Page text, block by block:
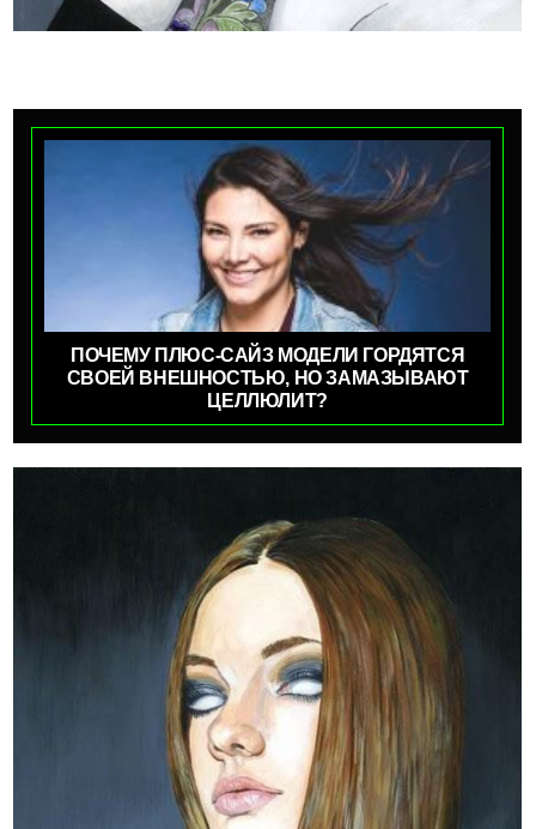
ПОЧЕМУ ПЛЮС-САЙЗ МОДЕЛИ ГОРДЯТСЯ
СВОЕЙ ВНЕШНОСТЬЮ, НО ЗАМАЗЫВАЮТ
ЦЕЛЛЮЛИТ?